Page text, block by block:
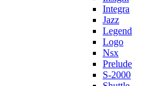
Integra
Jazz
Legend
Logo
Nsx
Prelude
S-2000